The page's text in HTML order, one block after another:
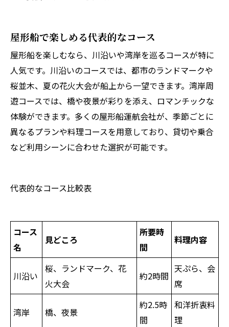
屋形船で楽しめる代表的なコース
屋形船を楽しむなら、川沿いや湾岸を巡るコースが特に
人気です。川沿いのコースでは、都市のランドマークや
桜並木、夏の花火大会が船上から一望できます。湾岸周
遊コースでは、橋や夜景が彩りを添え、ロマンチックな
体験ができます。多くの屋形船運航会社が、季節ごとに
異なるプランや料理コースを用意しており、貸切や乗合
など利用シーンに合わせた選択が可能です。
代表的なコース比較表
コース
名
見どころ
所要時
間
料理内容
川沿い
桜、ランドマーク、花
火大会
約2時間
天ぷら、会
席
湾岸 橋、夜景
約2.5時
間
和洋折衷料
理